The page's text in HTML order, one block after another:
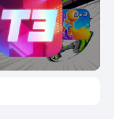
，测试也开启了几
一下九游蔚蓝档案